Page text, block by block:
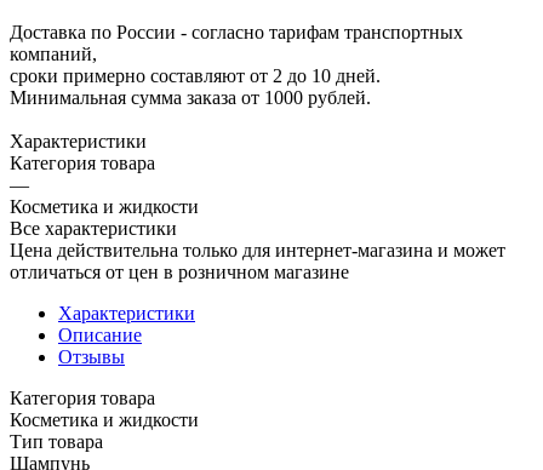
Доставка по России - согласно тарифам транспортных
компаний,
сроки примерно составляют от 2 до 10 дней.
Минимальная сумма заказа от 1000 рублей.
Характеристики
Категория товара
—
Косметика и жидкости
Все характеристики
Цена действительна только для интернет-магазина и может
отличаться от цен в розничном магазине
Характеристики
Описание
Отзывы
Категория товара
Косметика и жидкости
Тип товара
Шампунь